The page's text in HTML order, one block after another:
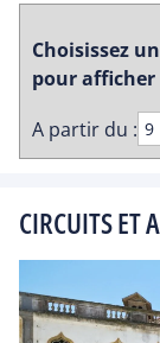
Choisissez
pour
A partir du :
CIRCUITS ET